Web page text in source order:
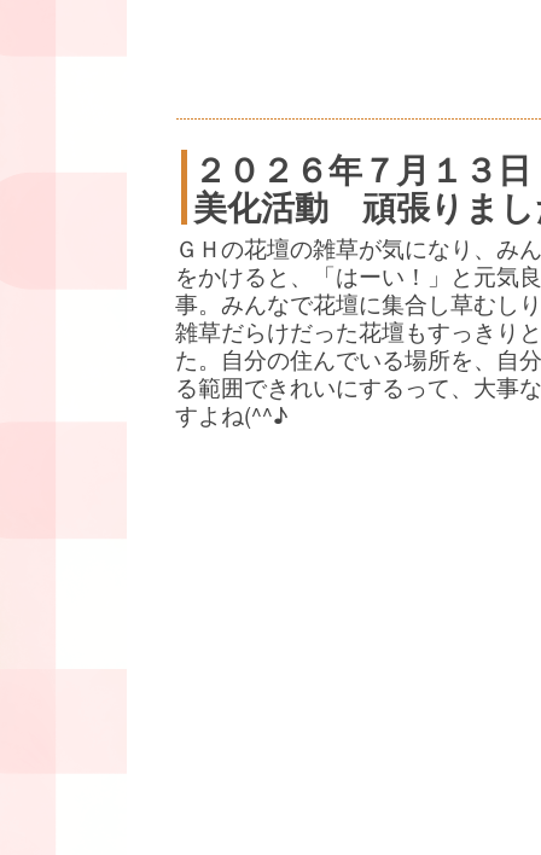
２０２６年７月１３日
美化活動 頑張りま
ＧＨの花壇の雑草が気になり、み
をかけると、「はーい！」と元気
事。みんなで花壇に集合し草むし
雑草だらけだった花壇もすっきり
た。自分の住んでいる場所を、自
る範囲できれいにするって、大事
すよね(^^♪